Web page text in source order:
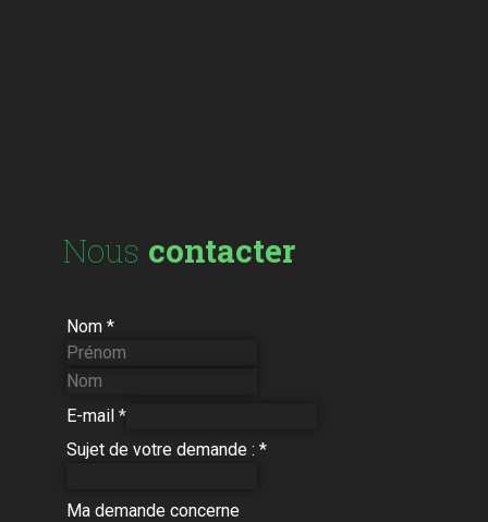
Nous contacter
Nom *
E-mail *
Sujet de votre demande : *
Ma demande concerne